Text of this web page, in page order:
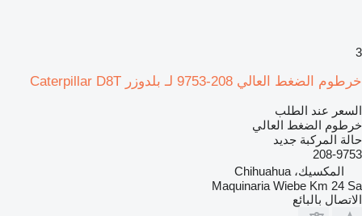
3
خرطوم الضغط العالي 208-9753 لـ بلدوزر Caterpillar D8T
السعر عند الطلب
خرطوم الضغط العالي
حالة المركبة جديد
208-9753
المكسيك، Chihuahua
Maquinaria Wiebe Km 24 Sa
الاتصال بالبائع